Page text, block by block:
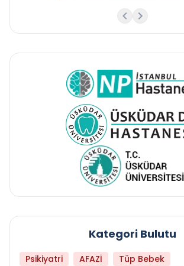
Kategori Bulutu
Psikiyatri AFAZİ
Tüp Bebek